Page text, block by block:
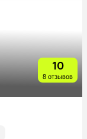
10
8 отзывов